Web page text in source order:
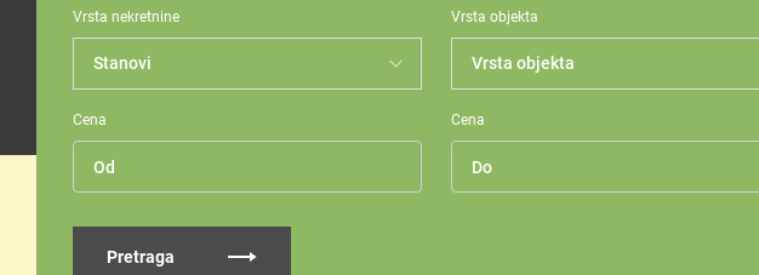
Vrsta nekretnine Vrsta objekta
Cena Cena
Pretraga